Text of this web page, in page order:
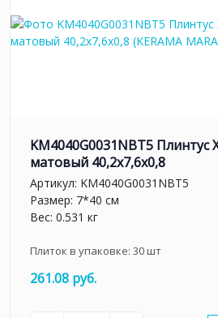
KM4040G0031NBT5
матовый 40,2x7,6x0,8
Артикул: KM4040G0031NBT5
Размер: 7*40 см
Вес: 0.531 кг
Плиток в упаковке: 30шт
261.08 руб.